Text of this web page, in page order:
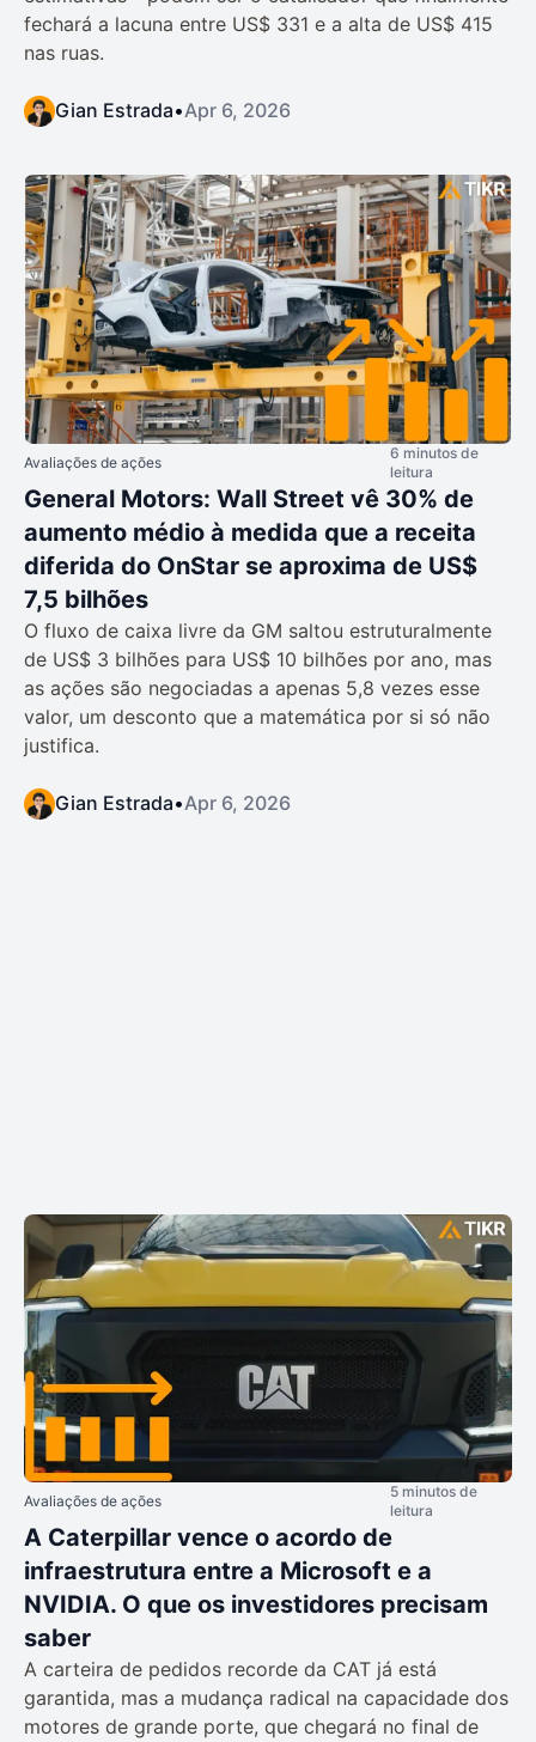
fechará a lacuna entre US$ 331 e a alta de US$ 415
nas ruas.
Gian Estrada•Apr 6, 2026
Avaliações de ações
6 minutos de
leitura
General Motors: Wall Street vê 30% de
aumento médio à medida que a receita
diferida do OnStar se aproxima de US$
7,5 bilhões
O fluxo de caixa livre da GM saltou estruturalmente
de US$ 3 bilhões para US$ 10 bilhões por ano, mas
as ações são negociadas a apenas 5,8 vezes esse
valor, um desconto que a matemática por si só não
justifica.
Gian Estrada•Apr 6, 2026
Avaliações de ações
5 minutos de
leitura
A Caterpillar vence o acordo de
infraestrutura entre a Microsoft e a
NVIDIA. O que os investidores precisam
saber
A carteira de pedidos recorde da CAT já está
garantida, mas a mudança radical na capacidade dos
motores de grande porte, que chegará no final de